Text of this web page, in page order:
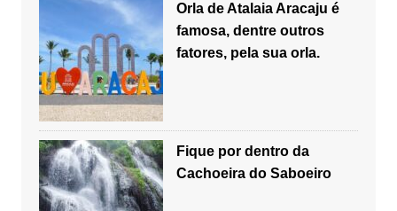
Orla de Atalaia Aracaju é
famosa, dentre outros
fatores, pela sua orla.
Fique por dentro da
Cachoeira do Saboeiro